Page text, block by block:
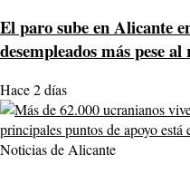
El paro sube en Alicante
desempleados más pese
Hace 2 días
Noticias de Alicante